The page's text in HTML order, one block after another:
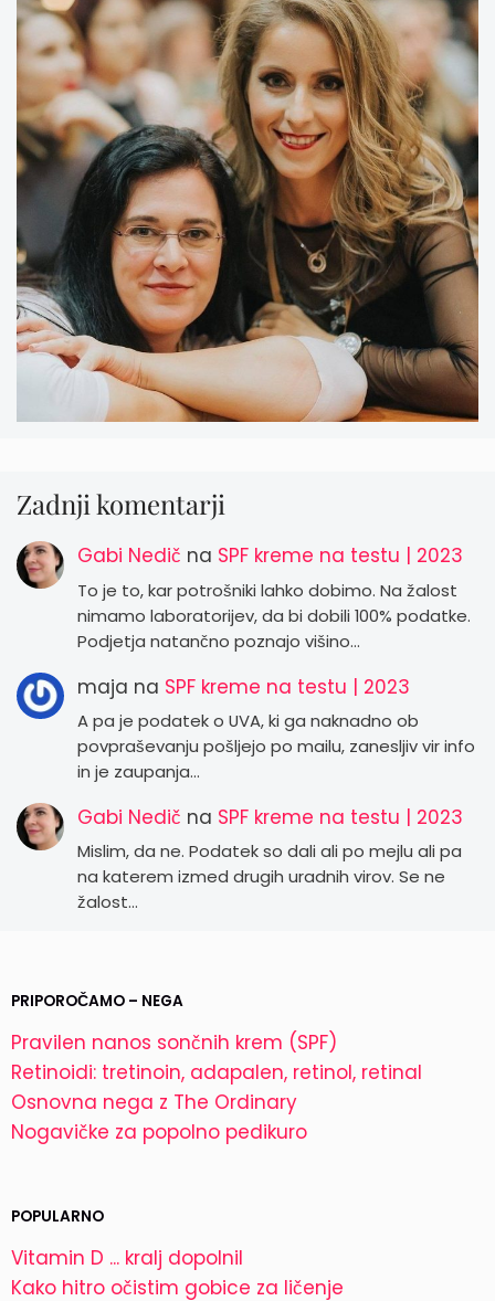
Zadnji komentarji
Gabi Nedič na SPF kreme na testu | 2023
To je to, kar potrošniki lahko dobimo. Na žalost
nimamo laboratorijev, da bi dobili 100% podatke.
Podjetja natančno poznajo višino…
maja na SPF kreme na testu | 2023
A pa je podatek o UVA, ki ga naknadno ob
povpraševanju pošljejo po mailu, zanesljiv vir info
in je zaupanja…
Gabi Nedič na SPF kreme na testu | 2023
Mislim, da ne. Podatek so dali ali po mejlu ali pa
na katerem izmed drugih uradnih virov. Se ne
žalost…
PRIPOROČAMO – NEGA
Pravilen nanos sončnih krem (SPF)
Retinoidi: tretinoin, adapalen, retinol, retinal
Osnovna nega z The Ordinary
Nogavičke za popolno pedikuro
POPULARNO
Vitamin D ... kralj dopolnil
Kako hitro očistim gobice za ličenje